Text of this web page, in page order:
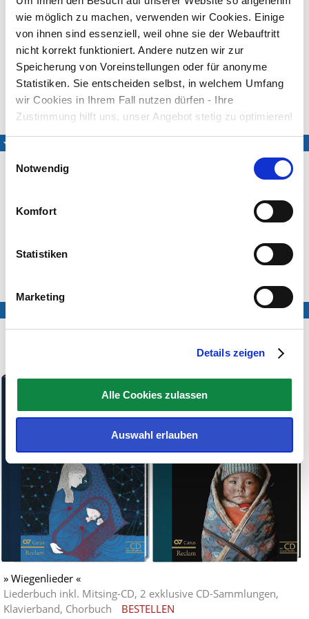
wie möglich zu machen, verwenden wir Cookies. Einige
von ihnen sind essenziell, weil ohne sie der Webauftritt
nicht korrekt funktioniert. Andere nutzen wir zur
Speicherung von Voreinstellungen oder für anonyme
Statistiken. Sie entscheiden selbst, in welchem Umfang
wir Cookies in Ihrem Fall nutzen dürfen - Ihre
Zustimmung hilft uns, unser Angebot stetig zu optimieren!
Einwilligungsauswahl
Notwendig
Komfort
Statistiken
Marketing
Details zeigen
Alle Cookies zulassen
Auswahl erlauben
Texte bereitgestellt werden.
Danke für Ihr Verständnis!
Melodie: Carl Reinecke(1824–1910), op. 75,10Text: Georg
Scherer (1824–1909)
Medien
Steffen Hartmann
» Wiegenlieder «
Liederbuch inkl. Mitsing-CD, 2 exklusive CD-Sammlungen,
Klavierband, Chorbuch
BESTELLEN